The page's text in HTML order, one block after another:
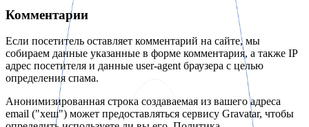
Комментарии
Если посетитель оставляет комментарий на сайте, мы
собираем данные указанные в форме комментария, а также IP
адрес посетителя и данные user-agent браузера с целью
определения спама.
Анонимизированная строка создаваемая из вашего адреса
email ("хеш") может предоставляться сервису Gravatar, чтобы